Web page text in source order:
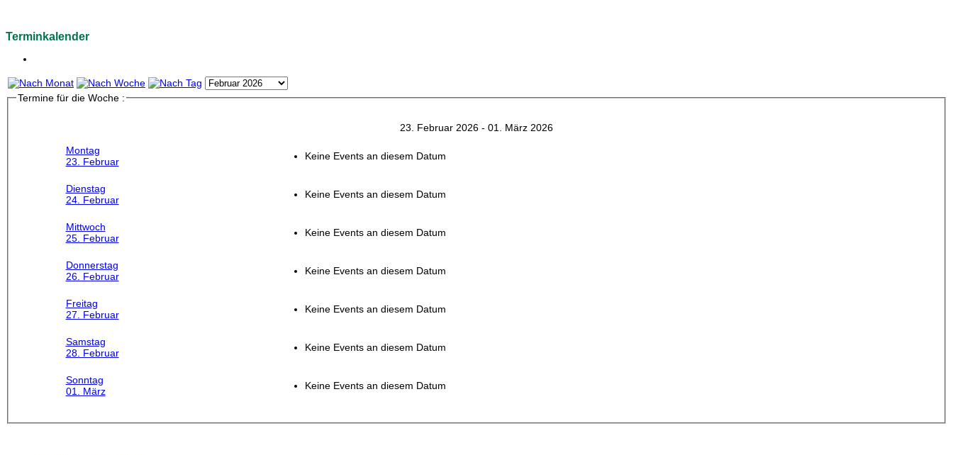
Terminkalender
Termine für die Woche :
23. Februar 2026 - 01. März 2026
Montag
23. Februar
Keine Events an diesem Datum
Dienstag
24. Februar
Keine Events an diesem Datum
Mittwoch
25. Februar
Keine Events an diesem Datum
Donnerstag
26. Februar
Keine Events an diesem Datum
Freitag
27. Februar
Keine Events an diesem Datum
Samstag
28. Februar
Keine Events an diesem Datum
Sonntag
01. März
Keine Events an diesem Datum